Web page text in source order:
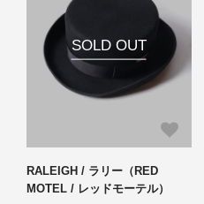
SOLD OUT
RALEIGH / ラリー（RED
MOTEL / レッドモーテル）